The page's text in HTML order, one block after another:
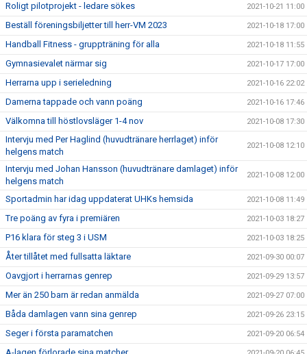
Roligt pilotprojekt - ledare sökes 2021-10-21 11:00
Beställ föreningsbiljetter till herr-VM 2023 2021-10-18 17:00
Handball Fitness - gruppträning för alla 2021-10-18 11:55
Gymnasievalet närmar sig 2021-10-17 17:00
Herrarna upp i serieledning 2021-10-16 22:02
Damerna tappade och vann poäng 2021-10-16 17:46
Välkomna till höstlovsläger 1-4 nov 2021-10-08 17:30
Intervju med Per Haglind (huvudtränare herrlaget) inför
helgens match
2021-10-08 12:10
Intervju med Johan Hansson (huvudtränare damlaget) inför
helgens match
2021-10-08 12:00
Sportadmin har idag uppdaterat UHKs hemsida 2021-10-08 11:49
Tre poäng av fyra i premiären 2021-10-03 18:27
P16 klara för steg 3 i USM 2021-10-03 18:25
Åter tillåtet med fullsatta läktare 2021-09-30 00:07
Oavgjort i herrarnas genrep 2021-09-29 13:57
Mer än 250 barn är redan anmälda 2021-09-27 07:00
Båda damlagen vann sina genrep 2021-09-26 23:15
Seger i första paramatchen 2021-09-20 06:54